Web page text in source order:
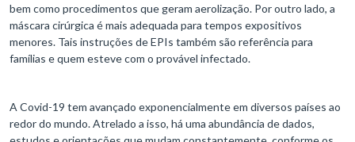
bem como procedimentos que geram aerolização. Por outro lado, a
máscara cirúrgica é mais adequada para tempos expositivos
menores. Tais instruções de EPIs também são referência para
famílias e quem esteve com o provável infectado.
A Covid-19 tem avançado exponencialmente em diversos países ao
redor do mundo. Atrelado a isso, há uma abundância de dados,